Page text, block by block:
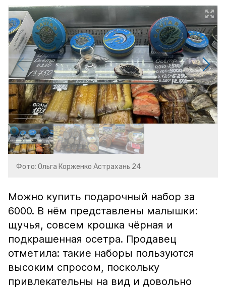
Фото: Ольга Корженко Астрахань 24
Можно купить подарочный набор за
6000. В нём представлены малышки:
щучья, совсем крошка чёрная и
подкрашенная осетра. Продавец
отметила: такие наборы пользуются
высоким спросом, поскольку
привлекательны на вид и довольно